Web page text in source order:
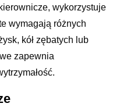
wykorzystuje
wymagają różnych
kół zębatych lub
zapewnia